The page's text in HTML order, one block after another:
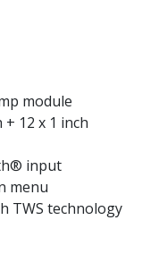
module
12 x 1 inch
input
menu
TWS technology